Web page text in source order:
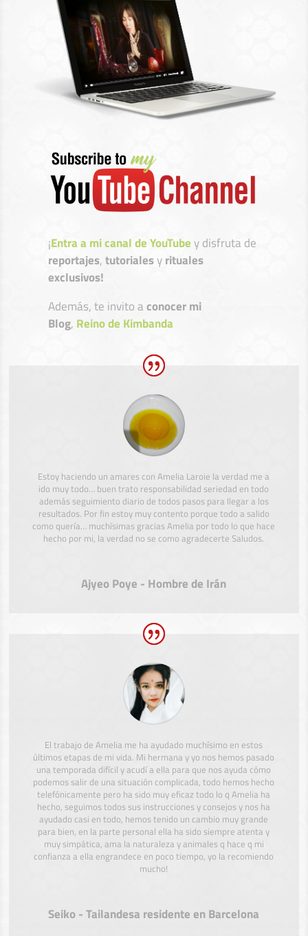
¡Entra a mi canal de YouTubey disfruta de
reportajes,tutorialesyrituales
exclusivos!
Además, te invito aconocer mi
Blog, Reino de Kimbanda
Estoy haciendo un amares con Amelia Laroie la verdad me a
ido muy todo… buen trato responsabilidad seriedad en todo
además seguimiento diario de todos pasos para llegar a los
resultados. Por fin estoy muy contento porque todo a salido
como quería… muchísimas gracias Amelia por todo lo que hace
hecho por mi, la verdad no se como agradecerte Saludos.
Ajyeo Poye - Hombre de Irán
El trabajo de Amelia me ha ayudado muchísimo en estos
últimos etapas de mi vida. Mi hermana y yo nos hemos pasado
una temporada difícil y acudí a ella para que nos ayuda cómo
podemos salir de una situación complicada, todo hemos hecho
telefónicamente pero ha sido muy eficaz todo lo q Amelia ha
hecho, seguimos todos sus instrucciones y consejos y nos ha
ayudado casi en todo, hemos tenido un cambio muy grande
para bien, en la parte personal ella ha sido siempre atenta y
muy simpática, ama la naturaleza y animales q hace q mi
confianza a ella engrandece en poco tiempo, yo la recomiendo
mucho!
Seiko - Tailandesa residente en Barcelona